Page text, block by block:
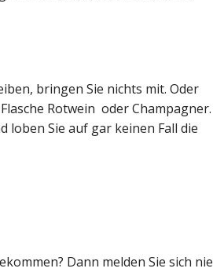
bringen Sie nichts mit. Oder
Rotwein oder Champagner.
loben Sie auf gar keinen Fall die
Dann melden Sie sich nie